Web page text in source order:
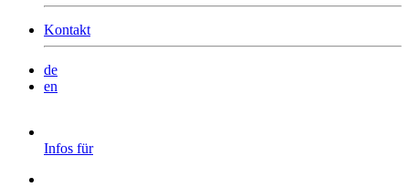
Kontakt
de
en
Infos für